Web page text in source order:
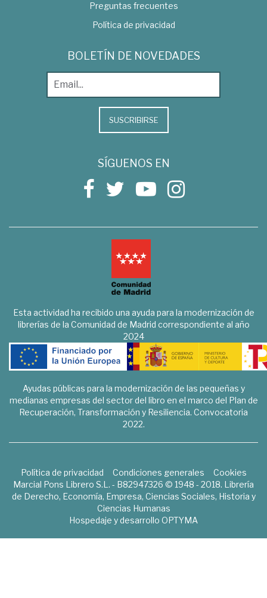
Preguntas frecuentes
Política de privacidad
BOLETÍN DE NOVEDADES
SUSCRIBIRSE
SÍGUENOS EN
Esta actividad ha recibido una ayuda para la modernización de
librerías de la Comunidad de Madrid correspondiente al año
2024
Ayudas públicas para la modernización de las pequeñas y
medianas empresas del sector del libro en el marco del Plan de
Recuperación, Transformación y Resiliencia. Convocatoria
2022.
Política de privacidad Condiciones generales
Cookies
Marcial Pons Librero S.L. - B82947326 © 1948 - 2018. Librería
de Derecho, Economía, Empresa, Ciencias Sociales, Historia y
Ciencias Humanas
Hospedaje y desarrollo OPTYMA